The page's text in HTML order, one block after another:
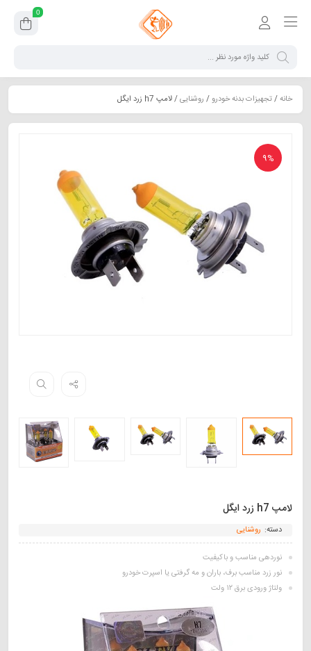
0
خانه/تجهیزات بدنه خودرو/ روشنایی/ لامپ h7 زرد ایگل
9%
لامپ h7 زرد ایگل
دسته: روشنایی
نوردهی مناسب و باکیفیت
نور زرد مناسب برف، باران و مه گرفتی یا اسپرت خودرو
ولتاژ ورودی برق ۱۲ ولت